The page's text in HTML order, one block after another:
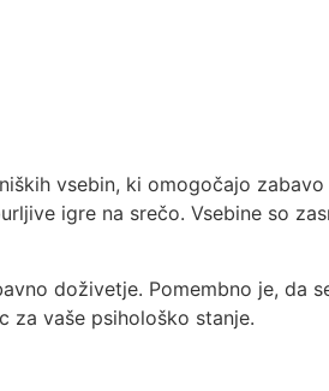
vsebin, ki omogočajo
igre na srečo. Vsebine so
doživetje. Pomembno je, da
za vaše psihološko stanje.